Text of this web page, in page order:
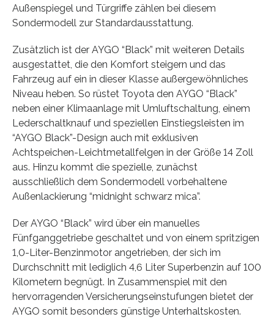
Außenspiegel und Türgriffe zählen bei diesem
Sondermodell zur Standardausstattung.
Zusätzlich ist der AYGO “Black” mit weiteren Details
ausgestattet, die den Komfort steigern und das
Fahrzeug auf ein in dieser Klasse außergewöhnliches
Niveau heben. So rüstet Toyota den AYGO “Black”
neben einer Klimaanlage mit Umluftschaltung, einem
Lederschaltknauf und speziellen Einstiegsleisten im
“AYGO Black”-Design auch mit exklusiven
Achtspeichen-Leichtmetallfelgen in der Größe 14 Zoll
aus. Hinzu kommt die spezielle, zunächst
ausschließlich dem Sondermodell vorbehaltene
Außenlackierung “midnight schwarz mica”.
Der AYGO “Black” wird über ein manuelles
Fünfganggetriebe geschaltet und von einem spritzigen
1,0-Liter-Benzinmotor angetrieben, der sich im
Durchschnitt mit lediglich 4,6 Liter Superbenzin auf 100
Kilometern begnügt. In Zusammenspiel mit den
hervorragenden Versicherungseinstufungen bietet der
AYGO somit besonders günstige Unterhaltskosten.